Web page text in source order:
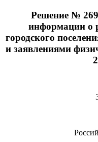
Решение №
информации о
городского
и заявлениями